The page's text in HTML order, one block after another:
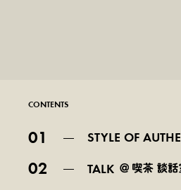
CONTENTS
01 STYLE OF
02 TALK